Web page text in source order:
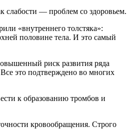
слабости — проблем со здоровьем.
«внутреннего толстяка»:
половине тела. И это самый
риск развития ряда
это подтверждено во многих
к образованию тромбов и
кровообращения. Строго